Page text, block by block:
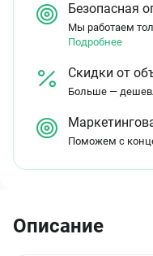
Безопасная
Мы работаем
Подробнее
Скидки от
Больше —
Поможем с
Описание